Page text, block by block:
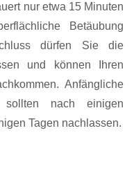
nur etwa 15 Minuten
Betäubung
dürfen Sie die
und können Ihren
Anfängliche
sollten nach einigen
Tagen nachlassen.